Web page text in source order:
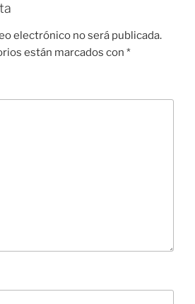
electrónico no será publicada.
están marcados con *